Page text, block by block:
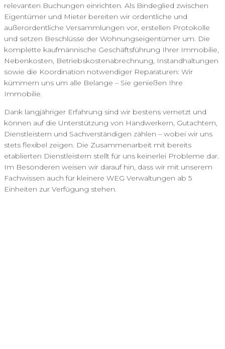
relevanten Buchungen einrichten. Als Bindeglied zwischen
Eigentümer und Mieter bereiten wir ordentliche und
außerordentliche Versammlungen vor, erstellen Protokolle
und setzen Beschlüsse der Wohnungseigentümer um. Die
komplette kaufmännische Geschäftsführung Ihrer Immobilie,
Nebenkosten, Betriebskostenabrechnung, Instandhaltungen
sowie die Koordination notwendiger Reparaturen: Wir
kümmern uns um alle Belange – Sie genießen Ihre
Immobilie.
Dank langjähriger Erfahrung sind wir bestens vernetzt und
können auf die Unterstützung von Handwerkern, Gutachtern,
Dienstleistern und Sachverständigen zählen – wobei wir uns
stets flexibel zeigen. Die Zusammenarbeit mit bereits
etablierten Dienstleistern stellt für uns keinerlei Probleme dar.
Im Besonderen weisen wir darauf hin, dass wir mit unserem
Fachwissen auch für kleinere WEG Verwaltungen ab 5
Einheiten zur Verfügung stehen.